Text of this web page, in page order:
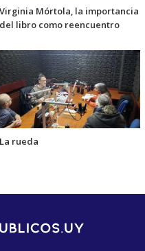
Virginia Mórtola, la importancia
del libro como reencuentro
La rueda